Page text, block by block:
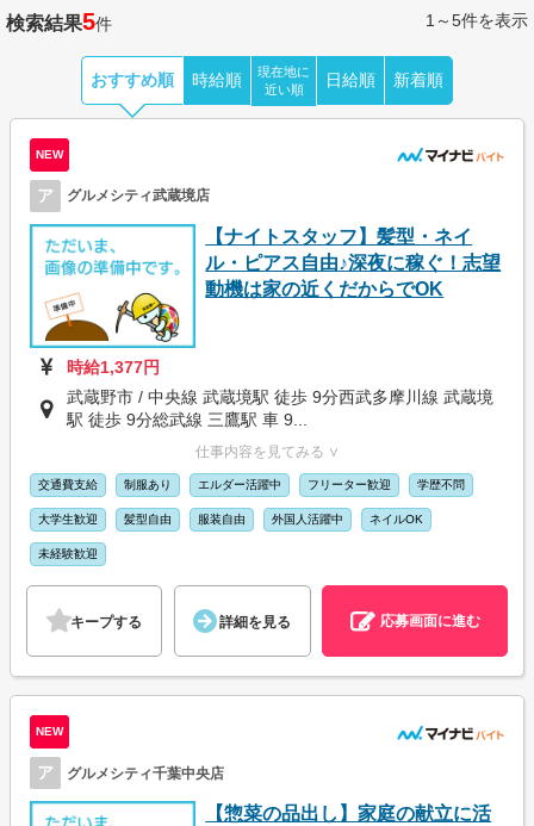
検索結果5件 1～5件を表示
おすすめ順 時給順
現在地に
近い順
日給順 新着順
NEW
ア グルメシティ武蔵境店
【ナイトスタッフ】髪型・ネイ
ル・ピアス自由♪深夜に稼ぐ！志望
動機は家の近くだからでOK
時給1,377円
武蔵野市 / 中央線 武蔵境駅 徒歩 9分西武多摩川線 武蔵境
駅 徒歩 9分総武線 三鷹駅 車 9...
仕事内容を見てみる ∨
交通費支給 制服あり エルダー活躍中 フリーター歓迎 学歴不問
大学生歓迎 髪型自由 服装自由 外国人活躍中 ネイルOK
未経験歓迎
キープする 詳細を見る 応募画面に進む
NEW
ア グルメシティ千葉中央店
【惣菜の品出し】家庭の献立に活